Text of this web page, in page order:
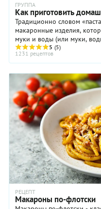
ГРУППА
Как приготовить
Традиционно словом
макаронные изделия,
муки и воды (или муки,
изделий.
5 (5)
1231 рецептов
РЕЦЕПТ
Макароны по-флотски